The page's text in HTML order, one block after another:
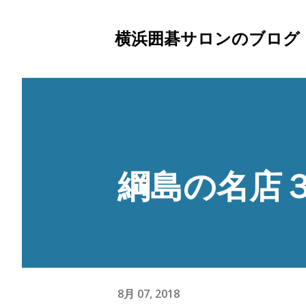
横浜囲碁サロンのブログ
綱島の名店
8月 07, 2018